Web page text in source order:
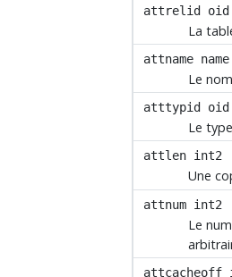
attrelid oid
La
attname name
Le
atttypid oid
Le
attlen int2
Une
attnum int2
Le
attcacheoff